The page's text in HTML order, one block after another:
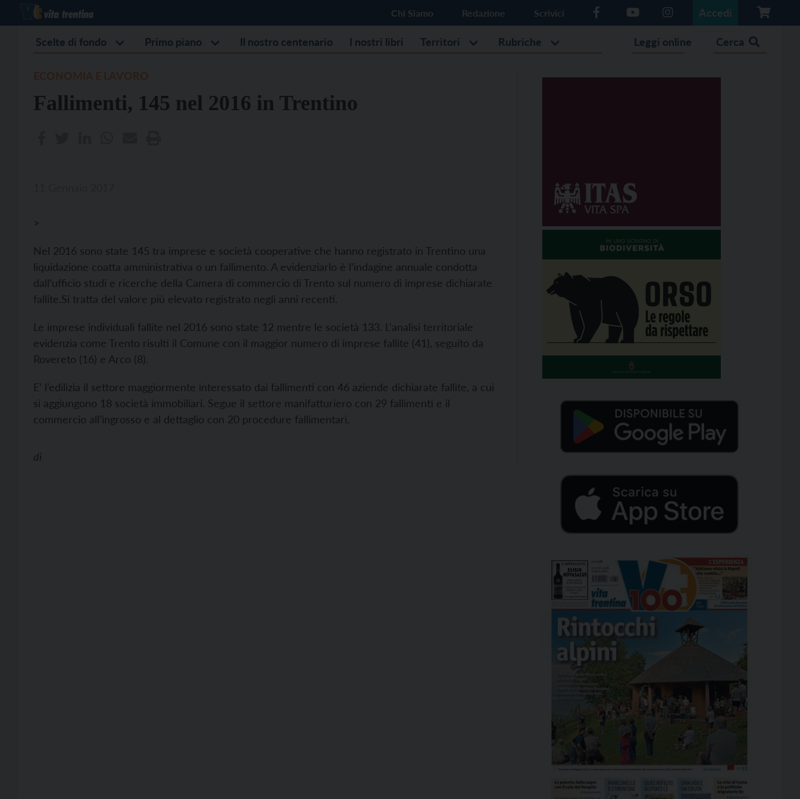
Chi Siamo Redazione Scrivici Accedi
Scelte di fondo Primo piano Il nostro centenario I nostri libri Territori Rubriche Leggi online Cerca
Fallimenti, 145 nel 2016 in Trentino
>
Nel 2016 sono state 145 tra imprese e società cooperative che hanno registrato in Trentino una
liquidazione coatta amministrativa o un fallimento. A evidenziarlo è l’indagine annuale condotta
dall’ufficio studi e ricerche della Camera di commercio di Trento sul numero di imprese dichiarate
fallite.Si tratta del valore più elevato registrato negli anni recenti.
Le imprese individuali fallite nel 2016 sono state 12 mentre le società 133. L’analisi territoriale
evidenzia come Trento risulti il Comune con il maggior numero di imprese fallite (41), seguito da
Rovereto (16) e Arco (8).
E’ l’edilizia il settore maggiormente interessato dai fallimenti con 46 aziende dichiarate fallite, a cui
si aggiungono 18 società immobiliari. Segue il settore manifatturiero con 29 fallimenti e il
commercio all’ingrosso e al dettaglio con 20 procedure fallimentari.
di